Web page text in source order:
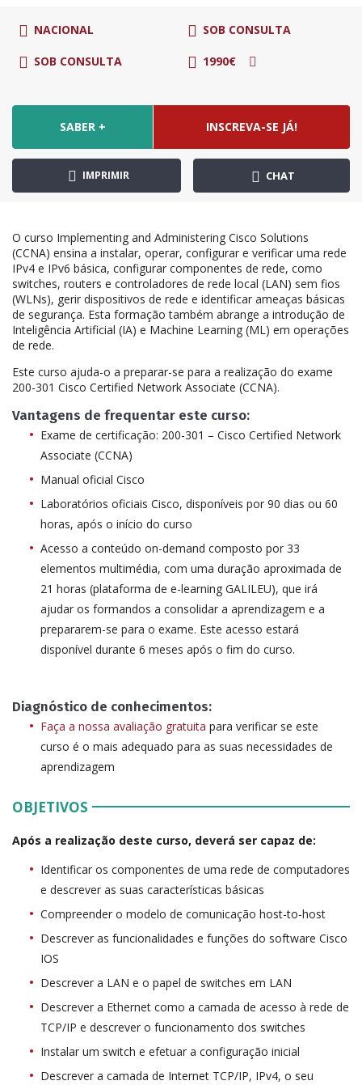
NACIONAL SOB CONSULTA
SOB CONSULTA 1990€
SABER + INSCREVA-SE JÁ!
IMPRIMIR CHAT
O curso Implementing and Administering Cisco Solutions
(CCNA) ensina a instalar, operar, configurar e verificar uma rede
IPv4 e IPv6 básica, configurar componentes de rede, como
switches, routers e controladores de rede local (LAN) sem fios
(WLNs), gerir dispositivos de rede e identificar ameaças básicas
de segurança. Esta formação também abrange a introdução de
Inteligência Artificial (IA) e Machine Learning (ML) em operações
de rede.
Este curso ajuda-o a preparar-se para a realização do exame
200-301 Cisco Certified Network Associate (CCNA).
Vantagens de frequentar este curso:
Exame de certificação: 200-301 – Cisco Certified Network
Associate (CCNA)
Manual oficial Cisco
Laboratórios oficiais Cisco, disponíveis por 90 dias ou 60
horas, após o início do curso
Acesso a conteúdo on-demand composto por 33
elementos multimédia, com uma duração aproximada de
21 horas (plataforma de e-learning GALILEU), que irá
ajudar os formandos a consolidar a aprendizagem e a
prepararem-se para o exame. Este acesso estará
disponível durante 6 meses após o fim do curso.
Diagnóstico de conhecimentos:
Faça a nossa avaliação gratuita para verificar se este
curso é o mais adequado para as suas necessidades de
aprendizagem
OBJETIVOS
Após a realização deste curso, deverá ser capaz de:
Identificar os componentes de uma rede de computadores
e descrever as suas características básicas
Compreender o modelo de comunicação host-to-host
Descrever as funcionalidades e funções do software Cisco
IOS
Descrever a LAN e o papel de switches em LAN
Descrever a Ethernet como a camada de acesso à rede de
TCP/IP e descrever o funcionamento dos switches
Instalar um switch e efetuar a configuração inicial
Descrever a camada de Internet TCP/IP, IPv4, o seu